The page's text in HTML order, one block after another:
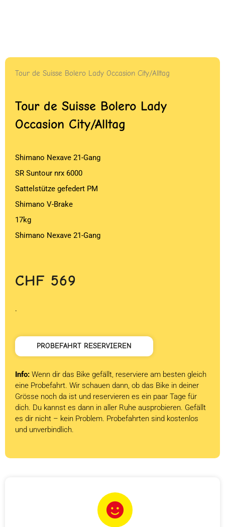
Tour de Suisse Bolero Lady Occasion City/Alltag
Tour de Suisse Bolero Lady
Occasion City/Alltag
Shimano Nexave 21-Gang
SR Suntour nrx 6000
Sattelstütze gefedert PM
Shimano V-Brake
17kg
Shimano Nexave 21-Gang
CHF 569
.
PROBEFAHRT RESERVIEREN
Info: Wenn dir das Bike gefällt, reserviere am besten gleich
eine Probefahrt. Wir schauen dann, ob das Bike in deiner
Grösse noch da ist und reservieren es ein paar Tage für
dich. Du kannst es dann in aller Ruhe ausprobieren. Gefällt
es dir nicht – kein Problem. Probefahrten sind kostenlos
und unverbindlich.